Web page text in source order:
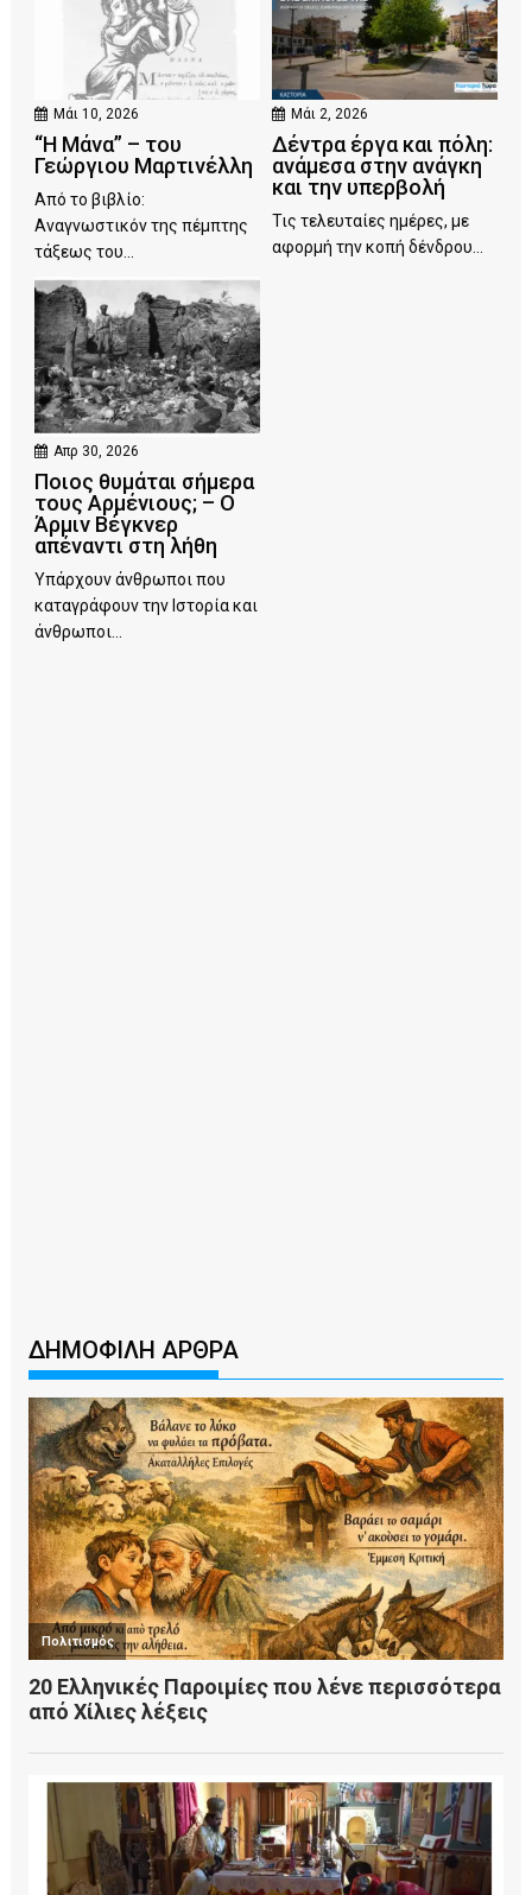
Μάι 10, 2026
“Η Μάνα” – του
Γεώργιου Μαρτινέλλη
Από το βιβλίο:
Αναγνωστικόν της πέμπτης
τάξεως του...
Μάι 2, 2026
Δέντρα έργα και πόλη:
ανάμεσα στην ανάγκη
και την υπερβολή
Τις τελευταίες ημέρες, με
αφορμή την κοπή δένδρου...
Απρ 30, 2026
Ποιος θυμάται σήμερα
τους Αρμένιους; – Ο
Άρμιν Βέγκνερ
απέναντι στη λήθη
Υπάρχουν άνθρωποι που
καταγράφουν την Ιστορία και
άνθρωποι...
ΔΗΜΟΦΙΛΗ ΑΡΘΡΑ